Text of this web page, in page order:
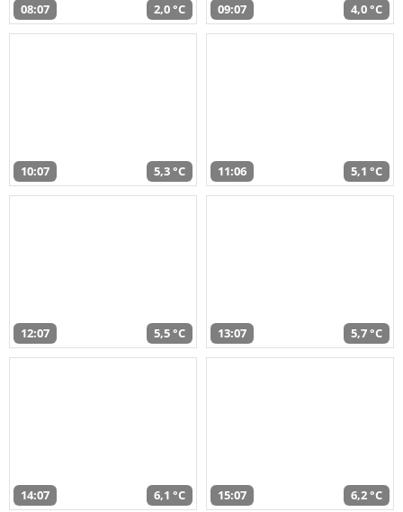
08:07 2,0 °C 09:07 4,0 °C
10:07 5,3 °C 11:06 5,1 °C
12:07 5,5 °C 13:07 5,7 °C
14:07 6,1 °C 15:07 6,2 °C